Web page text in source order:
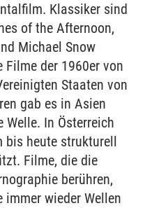
Klassiker sind
of the Afternoon,
Michael Snow
Filme der 1960er von
Staaten von
gab es in Asien
In Österreich
bis heute strukturell
Filme, die die
berühren,
wieder Wellen